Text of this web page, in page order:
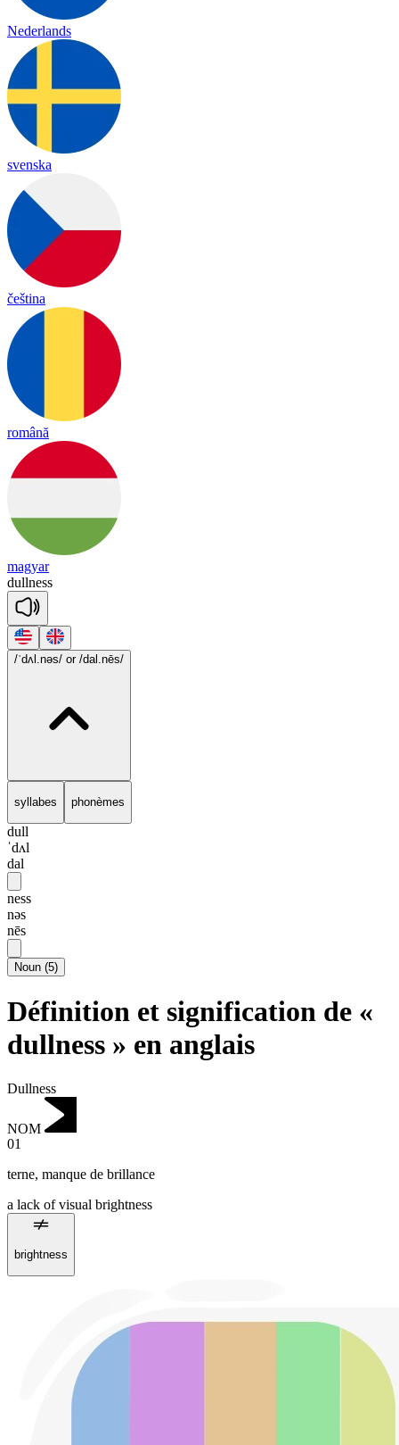
Nederlands
svenska
čeština
română
magyar
dullness
/ˈdʌl.nəs/ or /dal.nēs/
syllabes phonèmes
dull
ˈdʌl
dal
ness
nəs
nēs
Noun (5)
Définition et signification de «
dullness » en anglais
Dullness
NOM
01
terne, manque de brillance
a lack of visual brightness
brightness